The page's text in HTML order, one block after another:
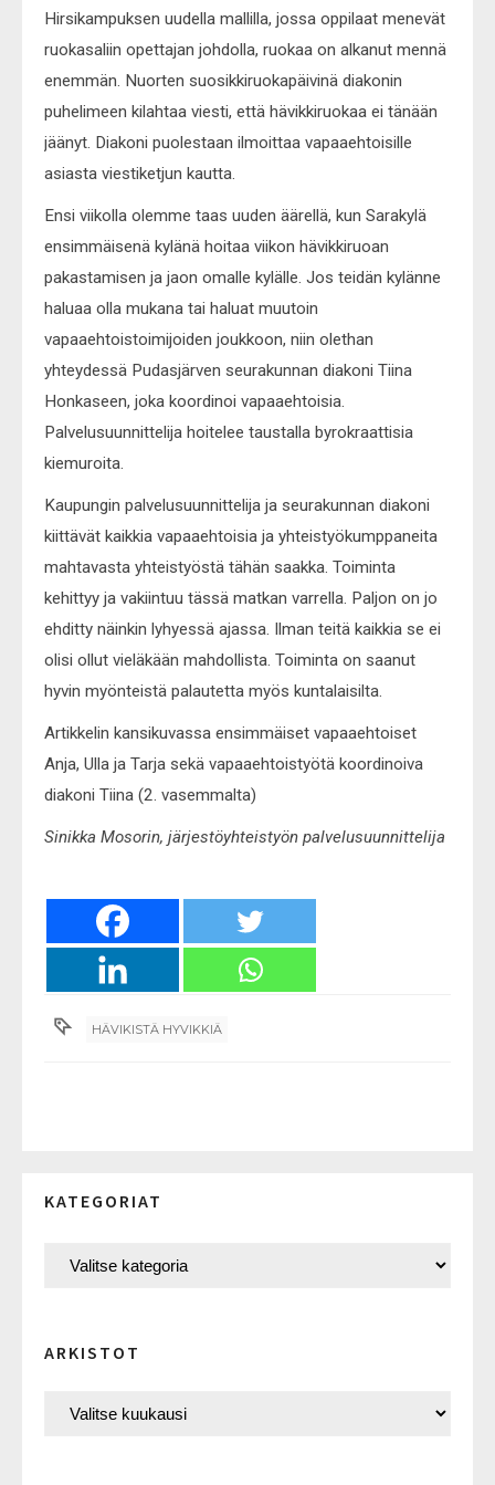
Hirsikampuksen uudella mallilla, jossa oppilaat menevät
ruokasaliin opettajan johdolla, ruokaa on alkanut mennä
enemmän. Nuorten suosikkiruokapäivinä diakonin
puhelimeen kilahtaa viesti, että hävikkiruokaa ei tänään
jäänyt. Diakoni puolestaan ilmoittaa vapaaehtoisille
asiasta viestiketjun kautta.
Ensi viikolla olemme taas uuden äärellä, kun Sarakylä
ensimmäisenä kylänä hoitaa viikon hävikkiruoan
pakastamisen ja jaon omalle kylälle. Jos teidän kylänne
haluaa olla mukana tai haluat muutoin
vapaaehtoistoimijoiden joukkoon, niin olethan
yhteydessä Pudasjärven seurakunnan diakoni Tiina
Honkaseen, joka koordinoi vapaaehtoisia.
Palvelusuunnittelija hoitelee taustalla byrokraattisia
kiemuroita.
Kaupungin palvelusuunnittelija ja seurakunnan diakoni
kiittävät kaikkia vapaaehtoisia ja yhteistyökumppaneita
mahtavasta yhteistyöstä tähän saakka. Toiminta
kehittyy ja vakiintuu tässä matkan varrella. Paljon on jo
ehditty näinkin lyhyessä ajassa. Ilman teitä kaikkia se ei
olisi ollut vieläkään mahdollista. Toiminta on saanut
hyvin myönteistä palautetta myös kuntalaisilta.
Artikkelin kansikuvassa ensimmäiset vapaaehtoiset
Anja, Ulla ja Tarja sekä vapaaehtoistyötä koordinoiva
diakoni Tiina (2. vasemmalta)
Sinikka Mosorin, järjestöyhteistyön palvelusuunnittelija
HÄVIKISTÄ HYVIKKIÄ
KATEGORIAT
ARKISTOT